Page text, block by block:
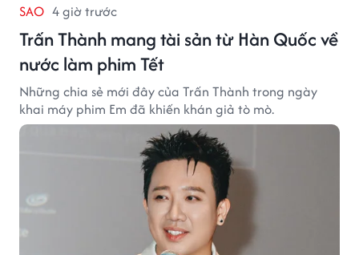
SAO 4 giờ trước
Trấn Thành mang tài sản từ Hàn Quốc về
nước làm phim Tết
Những chia sẻ mới đây của Trấn Thành trong ngày
khai máy phim Em đã khiến khán giả tò mò.